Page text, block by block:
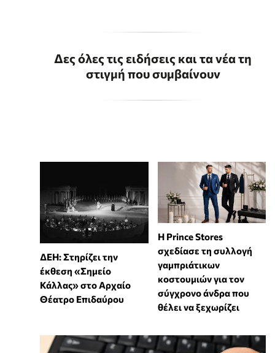
Δες όλες τις ειδήσεις και τα νέα τη
στιγμή που συμβαίνουν
ΔΕΗ: Στηρίζει την
έκθεση «Σημείο
Κάλλας» στο Αρχαίο
Θέατρο Επιδαύρου
Η Prince Stores
σχεδίασε τη συλλογή
γαμπριάτικων
κοστουμιών για τον
σύγχρονο άνδρα που
θέλει να ξεχωρίζει